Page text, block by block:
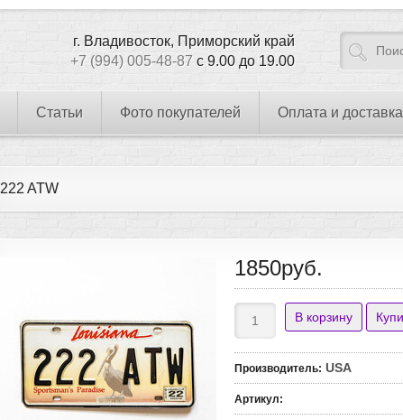
г. Владивосток, Приморский край
+7 (994) 005-48-87 с 9.00 до 19.00
Статьи Фото покупателей Оплата и доставка
222 ATW
1850руб.
Производитель: USA
Артикул: